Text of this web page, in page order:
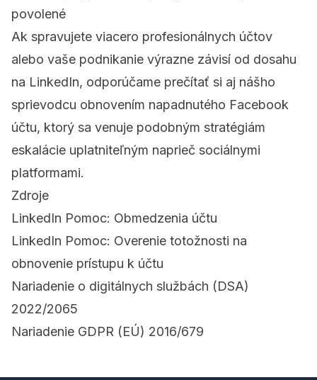
povolené
Ak spravujete viacero profesionálnych účtov
alebo vaše podnikanie výrazne závisí od dosahu
na LinkedIn, odporúčame prečítať si aj nášho
sprievodcu obnovením napadnutého Facebook
účtu, ktorý sa venuje podobným stratégiám
eskalácie uplatniteľným naprieč sociálnymi
platformami.
Zdroje
LinkedIn Pomoc: Obmedzenia účtu
LinkedIn Pomoc: Overenie totožnosti na
obnovenie prístupu k účtu
Nariadenie o digitálnych službách (DSA)
2022/2065
Nariadenie GDPR (EÚ) 2016/679